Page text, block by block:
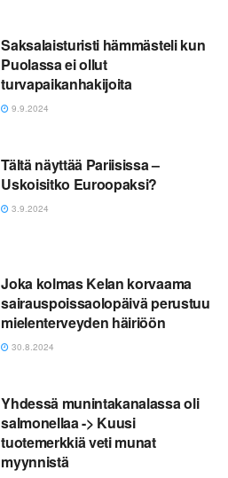
Saksalaisturisti hämmästeli kun
Puolassa ei ollut
turvapaikanhakijoita
9.9.2024
Tältä näyttää Pariisissa –
Uskoisitko Euroopaksi?
3.9.2024
Joka kolmas Kelan korvaama
sairauspoissaolopäivä perustuu
mielenterveyden häiriöön
30.8.2024
Yhdessä munintakanalassa oli
salmonellaa -> Kuusi
tuotemerkkiä veti munat
myynnistä